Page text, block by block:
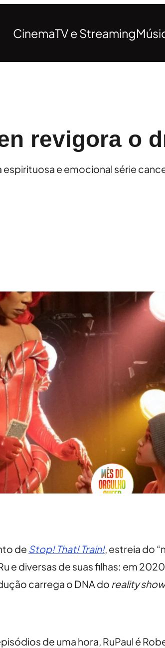
CinemaTV e Streaming
revigora o
espirituosa e emocional série
de Stop! That! Train!, estreia do
e diversas de suas filhas: em
carrega o DNA do reality
de uma hora, RuPaul é